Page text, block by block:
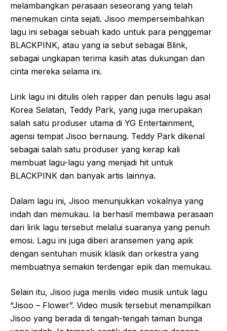
melambangkan perasaan seseorang yang telah
menemukan cinta sejati. Jisoo mempersembahkan
lagu ini sebagai sebuah kado untuk para penggemar
BLACKPINK, atau yang ia sebut sebagai Blink,
sebagai ungkapan terima kasih atas dukungan dan
cinta mereka selama ini.
Lirik lagu ini ditulis oleh rapper dan penulis lagu asal
Korea Selatan, Teddy Park, yang juga merupakan
salah satu produser utama di YG Entertainment,
agensi tempat Jisoo bernaung. Teddy Park dikenal
sebagai salah satu produser yang kerap kali
membuat lagu-lagu yang menjadi hit untuk
BLACKPINK dan banyak artis lainnya.
Dalam lagu ini, Jisoo menunjukkan vokalnya yang
indah dan memukau. Ia berhasil membawa perasaan
dari lirik lagu tersebut melalui suaranya yang penuh
emosi. Lagu ini juga diberi aransemen yang apik
dengan sentuhan musik klasik dan orkestra yang
membuatnya semakin terdengar epik dan memukau.
Selain itu, Jisoo juga merilis video musik untuk lagu
“Jisoo – Flower”. Video musik tersebut menampilkan
Jisoo yang berada di tengah-tengah taman bunga